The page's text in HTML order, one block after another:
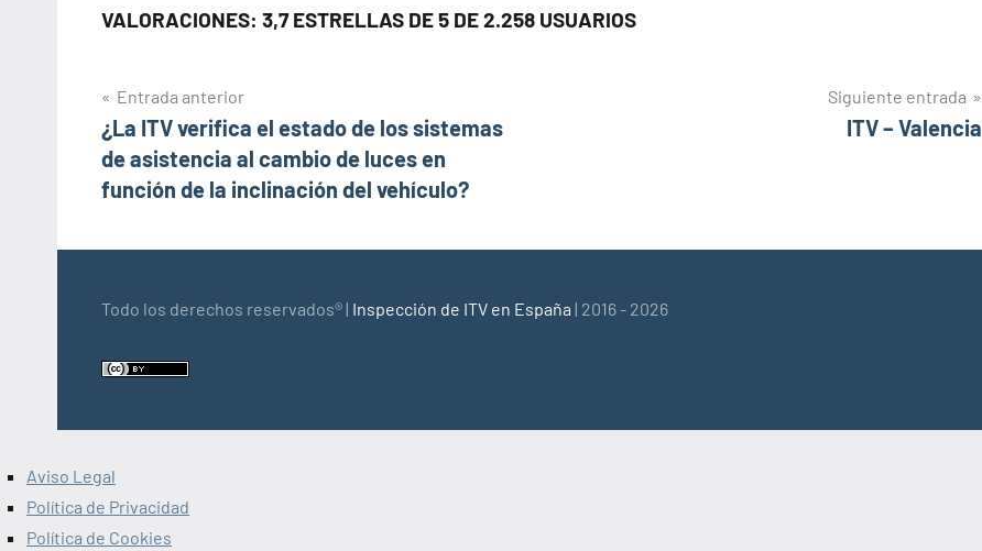
VALORACIONES: 3,7 ESTRELLAS DE 5 DE 2.258 USUARIOS
Navegación
de
entradas
Entrada anterior
¿La ITV verifica el estado de los sistemas
de asistencia al cambio de luces en
función de la inclinación del vehículo?
Siguiente entrada
ITV – Valencia
Todo los derechos reservados® | Inspección de ITV en España | 2016 - 2026
Aviso Legal
Política de Privacidad
Política de Cookies